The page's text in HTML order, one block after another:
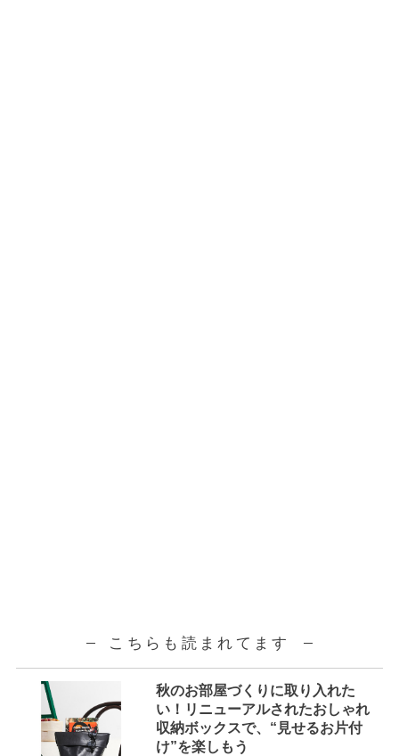
こちらも読まれてます
秋のお部屋づくりに取り入れた
い！リニューアルされたおしゃれ
収納ボックスで、“見せるお片付
け”を楽しもう